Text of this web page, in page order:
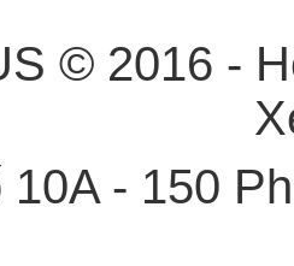
© 2016 -
- 150